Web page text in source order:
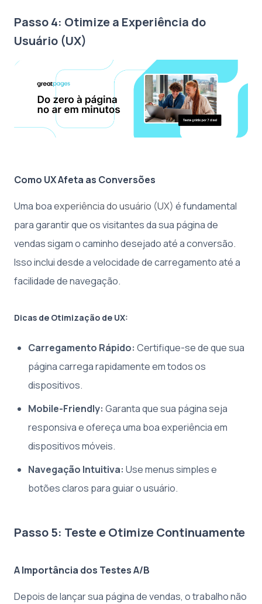
Passo 4: Otimize a Experiência do
Usuário (UX)
Como UX Afeta as Conversões
Uma boaexperiência do usuário (UX) é fundamental
para garantir que os visitantes da sua página de
vendas sigam o caminho desejado até a conversão.
Isso inclui desde a velocidade de carregamento até a
facilidade de navegação.
Dicas de Otimização de UX:
Carregamento Rápido: Certifique-se de que sua
página carrega rapidamente em todos os
dispositivos.
Mobile-Friendly: Garanta que sua página seja
responsiva e ofereça uma boa experiência em
dispositivos móveis.
Navegação Intuitiva: Use menus simples e
botões claros para guiar o usuário.
Passo 5: Teste e Otimize Continuamente
A Importância dos Testes A/B
Depois de lançar sua página de vendas, o trabalho não